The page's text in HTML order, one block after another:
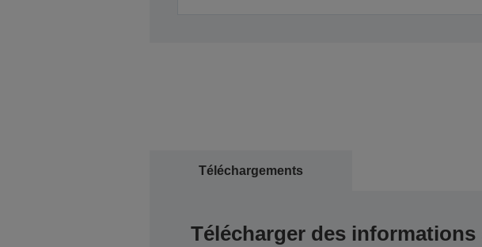
Téléchargements
Télécharger des